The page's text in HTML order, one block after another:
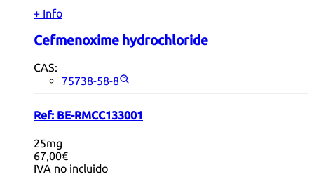
+ Info
Cefmenoxime hydrochloride
CAS:
75738-58-8
Ref: BE-RMCC133001
25mg
67,00€
IVA no incluido